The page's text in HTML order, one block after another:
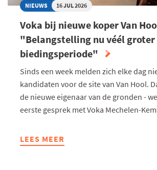
NIEUWS 16 JUL 2026
Voka bij nieuwe koper Van
"Belangstelling nu véél
biedingsperiode"
Sinds een week melden zich elke dag
kandidaten voor de site van Van Hool.
de nieuwe eigenaar van de gronden -
eerste gesprek met Voka Mechelen-
LEES MEER
ABOUT